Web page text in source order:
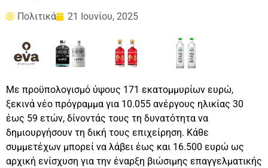
Πολιτικά 21 Ιουνίου, 2025
Με προϋπολογισμό ύψους 171 εκατομμυρίων ευρώ,
ξεκινά νέο πρόγραμμα για 10.055 ανέργους ηλικίας 30
έως 59 ετών, δίνοντάς τους τη δυνατότητα να
δημιουργήσουν τη δική τους επιχείρηση. Κάθε
συμμετέχων μπορεί να λάβει έως και 16.500 ευρώ ως
αρχική ενίσχυση για την έναρξη βιώσιμης επαγγελματικής